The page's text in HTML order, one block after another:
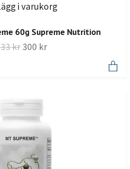
i varukorg
60g Supreme Nutrition
kr 300 kr